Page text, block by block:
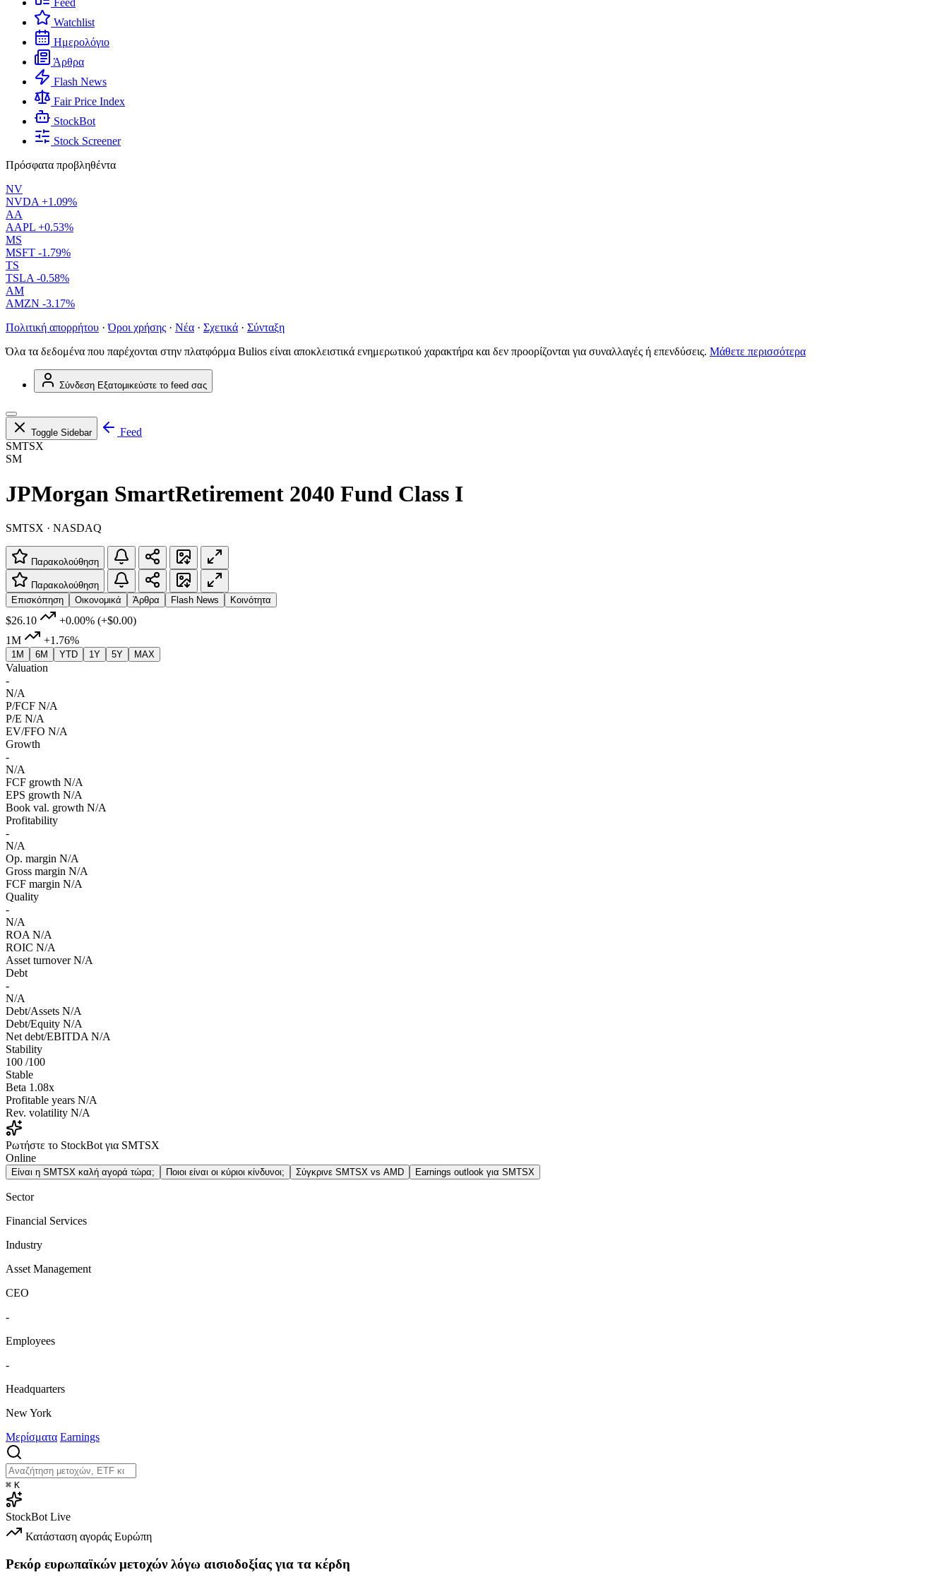
Feed
Watchlist
Ημερολόγιο
Άρθρα
Flash News
Fair Price Index
StockBot
Stock Screener
Πρόσφατα προβληθέντα
NV
NVDA +1.09%
AA
AAPL +0.53%
MS
MSFT -1.79%
TS
TSLA -0.58%
AM
AMZN -3.17%
Πολιτική απορρήτου · Όροι χρήσης · Νέα · Σχετικά · Σύνταξη
Όλα τα δεδομένα που παρέχονται στην πλατφόρμα Bulios είναι αποκλειστικά ενημερωτικού χαρακτήρα και δεν προορίζονται για συναλλαγές ή επενδύσεις. Μάθετε περισσότερα
Σύνδεση Εξατομικεύστε το feed σας
Toggle Sidebar
Feed
SMTSX
SM
JPMorgan SmartRetirement 2040 Fund Class I
SMTSX · NASDAQ
Παρακολούθηση
Παρακολούθηση
Επισκόπηση
Οικονομικά Άρθρα Flash News Κοινότητα
$26.10 +0.00% (+$0.00)
1M
+1.76%
1M 6M YTD 1Y 5Y MAX
Valuation
-
N/A
P/FCF N/A
P/E N/A
EV/FFO N/A
Growth
-
N/A
FCF growth N/A
EPS growth N/A
Book val. growth N/A
Profitability
-
N/A
Op. margin N/A
Gross margin N/A
FCF margin N/A
Quality
-
N/A
ROA N/A
ROIC N/A
Asset turnover N/A
Debt
-
N/A
Debt/Assets N/A
Debt/Equity N/A
Net debt/EBITDA N/A
Stability
100 /100
Stable
Beta 1.08x
Profitable years N/A
Rev. volatility N/A
Ρωτήστε το StockBot για SMTSX
Online
Είναι η SMTSX καλή αγορά τώρα; Ποιοι είναι οι κύριοι κίνδυνοι; Σύγκρινε SMTSX vs AMD Earnings outlook για SMTSX
Sector
Financial Services
Industry
Asset Management
CEO
-
Employees
-
Headquarters
New York
Μερίσματα Earnings
⌘ K
StockBot Live
Κατάσταση αγοράς Ευρώπη
Ρεκόρ ευρωπαϊκών μετοχών λόγω αισιοδοξίας για τα κέρδη